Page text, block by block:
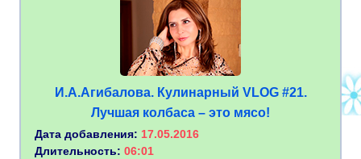
И.А.Агибалова. Кулинарный VLOG #21.
Лучшая колбаса – это мясо!
Дата добавления: 17.05.2016
Длительность: 06:01